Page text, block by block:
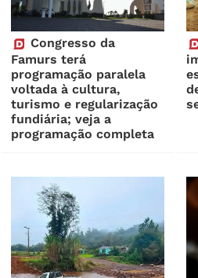
Congresso da
Famurs terá
programação paralela
voltada à cultura,
turismo e regularização
fundiária; veja a
programação completa